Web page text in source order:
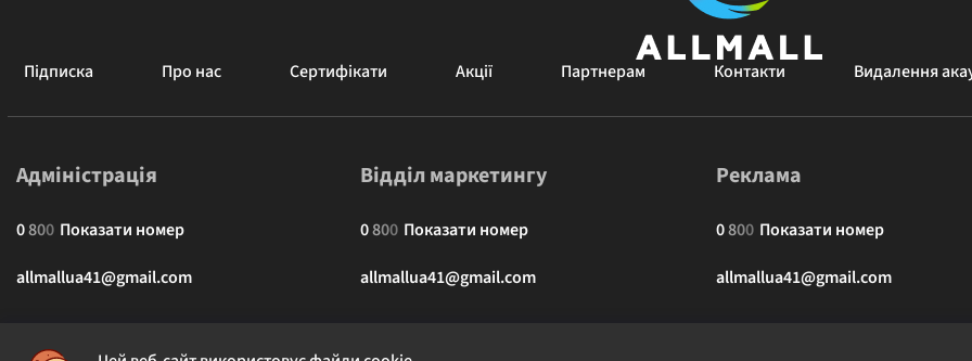
Підписка Про нас Сертифікати Акції Партнерам Контакти Видалення
Адміністрація
0800 Показати номер
allmallua41@gmail.com
Відділ маркетингу
0800 Показати номер
allmallua41@gmail.com
Реклама
0800 Показати номер
allmallua41@gmail.com